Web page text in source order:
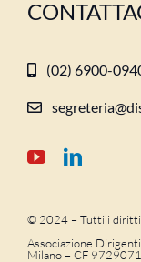
(02) 6900-
© 2024 – Tutti i diritti
Associazione
Milano – CF